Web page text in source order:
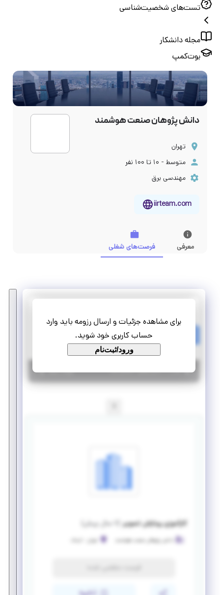
تست‌های شخصیت‌شناسی
مجله دانشکار
بوت‌کمپ
دانش پژوهان صنعت هوشمند
تهران
متوسط - ۱۰ تا ۱۰۰ نفر
مهندسی برق
iirteam.com
معرفی فرصت‌های شغلی
برای مشاهده جزئیات و ارسال رزومه باید وارد
حساب کاربری خود شوید.
ورود/ثبت‌نام
کارآموزی پردازش تصویر
پاره وقت دورکاری
تهران |۷ سال پیش | منقضی شده جزئیات بیشتر
کارآموزی پردازش تصویر